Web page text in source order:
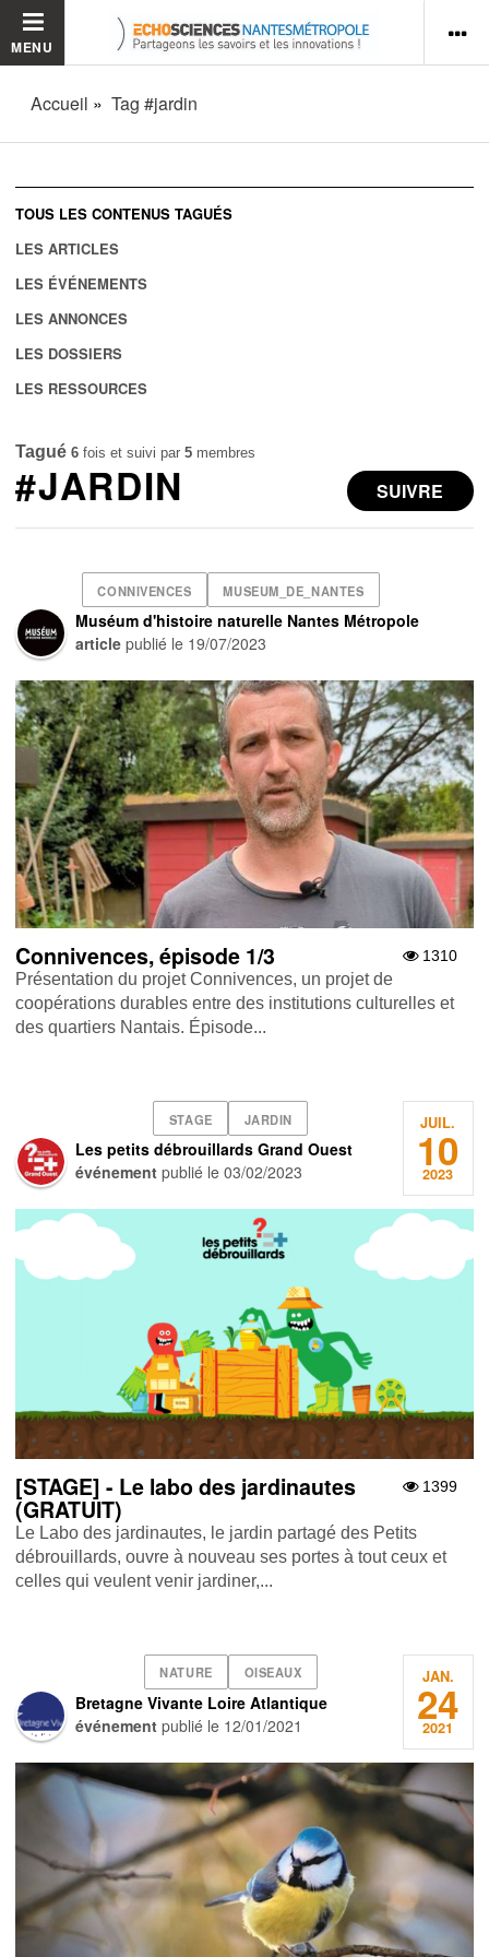
MENU
Accueil Tag #jardin
TOUS LES CONTENUS TAGUÉS
LES ARTICLES
LES ÉVÉNEMENTS
LES ANNONCES
LES DOSSIERS
LES RESSOURCES
Tagué 6 fois et suivi par5 membres
SUIVRE
#JARDIN
CONNIVENCES MUSEUM_DE_NANTES
Muséum d'histoire naturelle Nantes Métropole
article publié le 19/07/2023
1310
Connivences, épisode 1/3
Présentation du projet Connivences, un projet de
coopérations durables entre des institutions culturelles et
des quartiers Nantais. Épisode...
STAGE JARDIN
Les petits débrouillards Grand Ouest
événement publié le03/02/2023
JUIL.
10
2023
1399
[STAGE] - Le labo des jardinautes
(GRATUIT)
Le Labo des jardinautes, le jardin partagé des Petits
débrouillards, ouvre à nouveau ses portes à tout ceux et
celles qui veulent venir jardiner,...
NATURE OISEAUX
Bretagne Vivante Loire Atlantique
événement publié le 12/01/2021
JAN.
24
2021